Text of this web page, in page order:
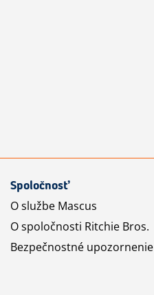
Spoločnosť
O službe Mascus
O spoločnosti Ritchie Bros.
Bezpečnostné upozornenie